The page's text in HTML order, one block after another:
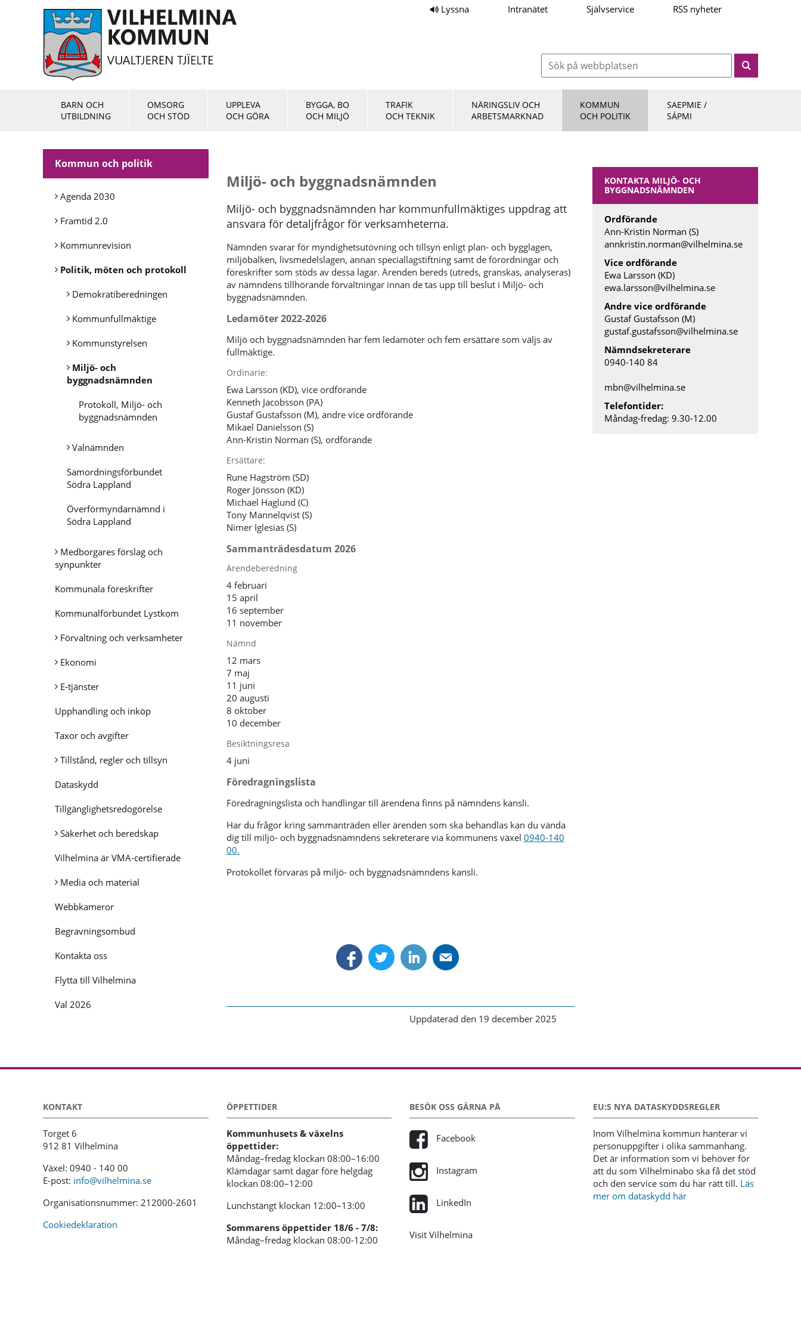
Lyssna Intranätet Självservice RSS nyheter
BARN OCH
UTBILDNING
OMSORG
OCH STÖD
UPPLEVA
OCH GÖRA
BYGGA, BO
OCH MILJÖ
TRAFIK
OCH TEKNIK
NÄRINGSLIV OCH
ARBETSMARKNAD
KOMMUN
OCH POLITIK
SAEPMIE /
SÁPMI
Kommun och politik
Agenda 2030
Framtid 2.0
Kommunrevision
Politik, möten och protokoll
Demokratiberedningen
Kommunfullmäktige
Kommunstyrelsen
Miljö- och
byggnadsnämnden
Protokoll, Miljö- och
byggnadsnämnden
Valnämnden
Samordningsförbundet
Södra Lappland
Överförmyndarnämnd i
Södra Lappland
Medborgares förslag och
synpunkter
Kommunala föreskrifter
Kommunalförbundet Lystkom
Förvaltning och verksamheter
Ekonomi
E-tjänster
Upphandling och inköp
Taxor och avgifter
Tillstånd, regler och tillsyn
Dataskydd
Tillgänglighetsredogörelse
Säkerhet och beredskap
Vilhelmina är VMA-certifierade
Media och material
Webbkameror
Begravningsombud
Kontakta oss
Flytta till Vilhelmina
Val 2026
Miljö- och byggnadsnämnden
Miljö- och byggnadsnämnden har kommunfullmäktiges uppdrag att
ansvara för detaljfrågor för verksamheterna.
Nämnden svarar för myndighetsutövning och tillsyn enligt plan- och bygglagen,
miljöbalken, livsmedelslagen, annan speciallagstiftning samt de förordningar och
föreskrifter som stöds av dessa lagar. Ärenden bereds (utreds, granskas, analyseras)
av nämndens tillhörande förvaltningar innan de tas upp till beslut i Miljö- och
byggnadsnämnden.
Ledamöter 2022-2026
Miljö och byggnadsnämnden har fem ledamöter och fem ersättare som väljs av
fullmäktige.
Ordinarie:
Ewa Larsson (KD), vice ordförande
Kenneth Jacobsson (PA)
Gustaf Gustafsson (M), andre vice ordförande
Mikael Danielsson (S)
Ann-Kristin Norman (S), ordförande
Ersättare:
Rune Hagström (SD)
Roger Jönsson (KD)
Michael Haglund (C)
Tony Mannelqvist (S)
Nimer Iglesias (S)
Sammanträdesdatum 2026
Ärendeberedning
4 februari
15 april
16 september
11 november
Nämnd
12 mars
7 maj
11 juni
20 augusti
8 oktober
10 december
Besiktningsresa
4 juni
Föredragningslista
Föredragningslista och handlingar till ärendena finns på nämndens kansli.
Har du frågor kring sammanträden eller ärenden som ska behandlas kan du vända
dig till miljö- och byggnadsnämndens sekreterare via kommunens växel 0940-140
00.
Protokollet förvaras på miljö- och byggnadsnämndens kansli.
Uppdaterad den 19 december 2025
KONTAKTA MILJÖ- OCH
BYGGNADSNÄMNDEN
Ordförande
Ann-Kristin Norman (S)
annkristin.norman@vilhelmina.se
Vice ordförande
Ewa Larsson (KD)
ewa.larsson@vilhelmina.se
Andre vice ordförande
Gustaf Gustafsson (M)
gustaf.gustafsson@vilhelmina.se
Nämndsekreterare
0940-140 84
mbn@vilhelmina.se
Telefontider:
Måndag-fredag: 9.30-12.00
KONTAKT
Torget 6
912 81 Vilhelmina
Växel: 0940 - 140 00
E-post: info@vilhelmina.se
Organisationsnummer: 212000-2601
Cookiedeklaration
ÖPPETTIDER
Kommunhusets & växelns
öppettider:
Måndag–fredag klockan 08:00–16:00
Klämdagar samt dagar före helgdag
klockan 08:00–12:00
Lunchstängt klockan 12:00–13:00
Sommarens öppettider 18/6 - 7/8:
Måndag–fredag klockan 08:00-12:00
BESÖK OSS GÄRNA PÅ
Facebook
Instagram
LinkedIn
Visit Vilhelmina
EU:S NYA DATASKYDDSREGLER
Inom Vilhelmina kommun hanterar vi
personuppgifter i olika sammanhang.
Det är information som vi behöver för
att du som Vilhelminabo ska få det stöd
och den service som du har rätt till. Läs
mer om dataskydd här